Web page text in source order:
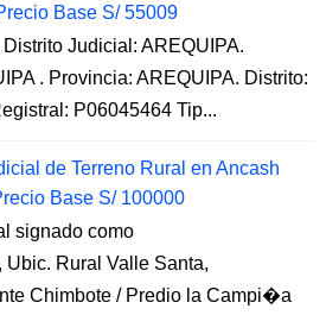
Base S/ 55009
Distrito Judicial: AREQUIPA.
. Provincia: AREQUIPA. Distrito:
P06045464 Tip...
de Terreno Rural en Ancash
Base S/ 100000
signado como
Rural Valle Santa,
Chimbote / Predio la Campi�a